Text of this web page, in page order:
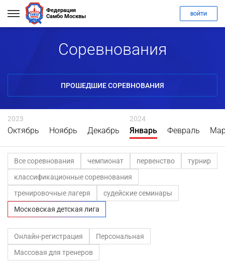
Федерация
Самбо Москвы
ВОЙТИ
Соревнования
ПРОШЕДШИЕ СОРЕВНОВАНИЯ
2023
Октябрь Ноябрь Декабрь
2024
Январь Февраль
Все соревнования чемпионат первенство
турнир
классификационные соревнования
тренировочные лагеря
судейские семинары
Московская детская лига
Онлайн-регистрация
Персональная
Массовая для тренеров